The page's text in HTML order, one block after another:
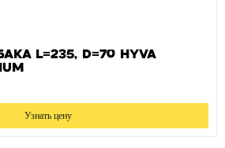
L=235, D=70 HYVA
Узнать цену